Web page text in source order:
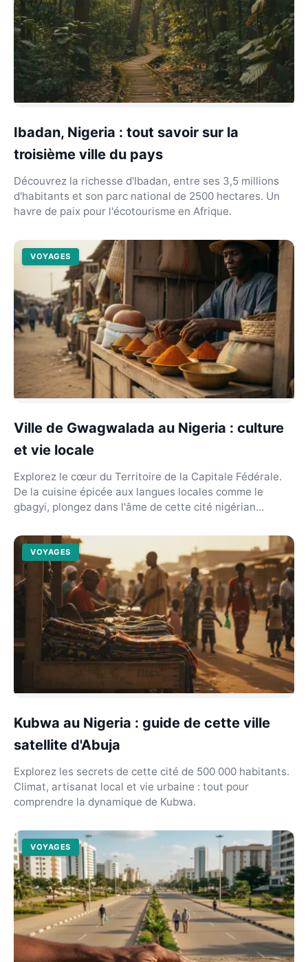
Ibadan, Nigeria : tout savoir sur la
troisième ville du pays
Découvrez la richesse d'Ibadan, entre ses 3,5 millions
d'habitants et son parc national de 2500 hectares. Un
havre de paix pour l'écotourisme en Afrique.
VOYAGES
Ville de Gwagwalada au Nigeria : culture
et vie locale
Explorez le cœur du Territoire de la Capitale Fédérale.
De la cuisine épicée aux langues locales comme le
gbagyi, plongez dans l'âme de cette cité nigérian...
VOYAGES
Kubwa au Nigeria : guide de cette ville
satellite d'Abuja
Explorez les secrets de cette cité de 500 000 habitants.
Climat, artisanat local et vie urbaine : tout pour
comprendre la dynamique de Kubwa.
VOYAGES